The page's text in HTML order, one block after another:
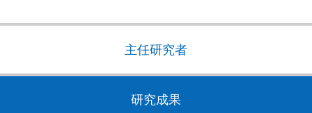
主任研究者
研究成果